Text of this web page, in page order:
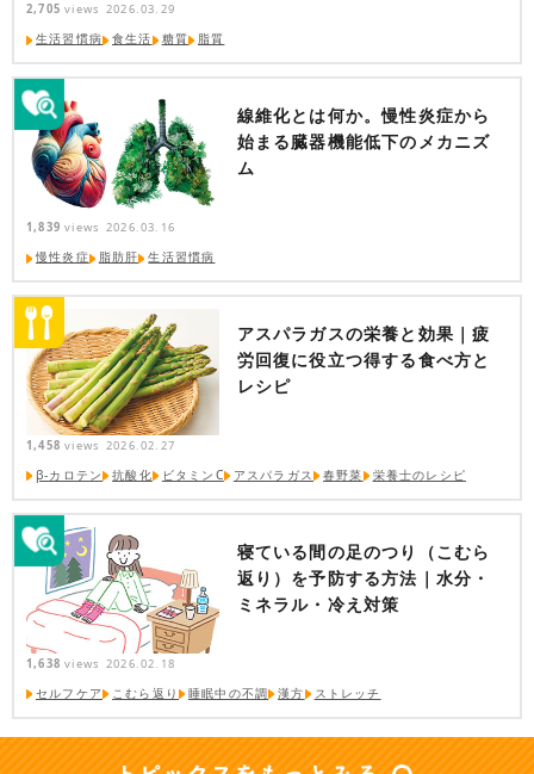
2,705 views 2026.03.29
生活習慣病 食生活 糖質 脂質
線維化とは何か。慢性炎症から
始まる臓器機能低下のメカニズ
ム
1,839 views 2026.03.16
慢性炎症 脂肪肝 生活習慣病
アスパラガスの栄養と効果｜疲
労回復に役立つ得する食べ方と
レシピ
1,458 views 2026.02.27
β-カロテン 抗酸化 ビタミンC アスパラガス 春野菜 栄養士のレシピ
寝ている間の足のつり（こむら
返り）を予防する方法｜水分・
ミネラル・冷え対策
1,638 views 2026.02.18
セルフケア こむら返り 睡眠中の不調 漢方 ストレッチ